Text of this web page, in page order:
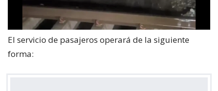
El servicio de pasajeros operará de la siguiente
forma: